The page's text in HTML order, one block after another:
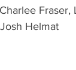
Helmat